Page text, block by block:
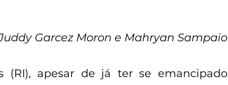
Garcez Moron e Mahryan Sampaio
(RI), apesar de já ter se emancipado